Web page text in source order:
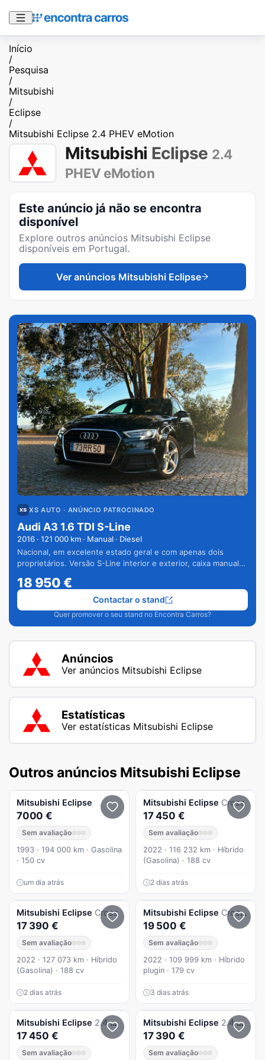
Início
/
Pesquisa
/
Mitsubishi
/
Eclipse
/
Mitsubishi Eclipse 2.4 PHEV eMotion
Mitsubishi Eclipse 2.4
PHEV eMotion
Este anúncio já não se encontra
disponível
Explore outros anúncios Mitsubishi Eclipse
disponíveis em Portugal.
Ver anúncios Mitsubishi Eclipse
XS AUTO · ANÚNCIO PATROCINADO
Audi A3 1.6 TDI S-Line
2016 · 121 000 km · Manual · Diesel
Nacional, em excelente estado geral e com apenas dois
proprietários. Versão S-Line interior e exterior, caixa manual
18 950€
Quer promover o seu stand no Encontra Carros?
Contactar o stand
Anúncios
Ver anúncios Mitsubishi Eclipse
Estatísticas
Ver estatísticas Mitsubishi Eclipse
Outros anúncios Mitsubishi Eclipse
Mitsubishi Eclipse
7000 €
Sem avaliação
1993 · 194 000 km · Gasolina
· 150 cv
um dia atrás
Mitsubishi Eclipse Cross
17 450 €
Sem avaliação
2022 · 116 232 km · Híbrido
(Gasolina) · 188 cv
2 dias atrás
Mitsubishi Eclipse Cross
17 390 €
Sem avaliação
2022 · 127 073 km · Híbrido
(Gasolina) · 188 cv
2 dias atrás
Mitsubishi Eclipse Cross Hibrido Plug In Iva Dedutivél
19 500 €
Sem avaliação
2022 · 109 999 km · Híbrido
plugin · 179 cv
3 dias atrás
Mitsubishi Eclipse 2.4 PHEV eMotion
17 450 €
Sem avaliação
Mitsubishi Eclipse 2.4 PHEV eMotion
17 390 €
Sem avaliação